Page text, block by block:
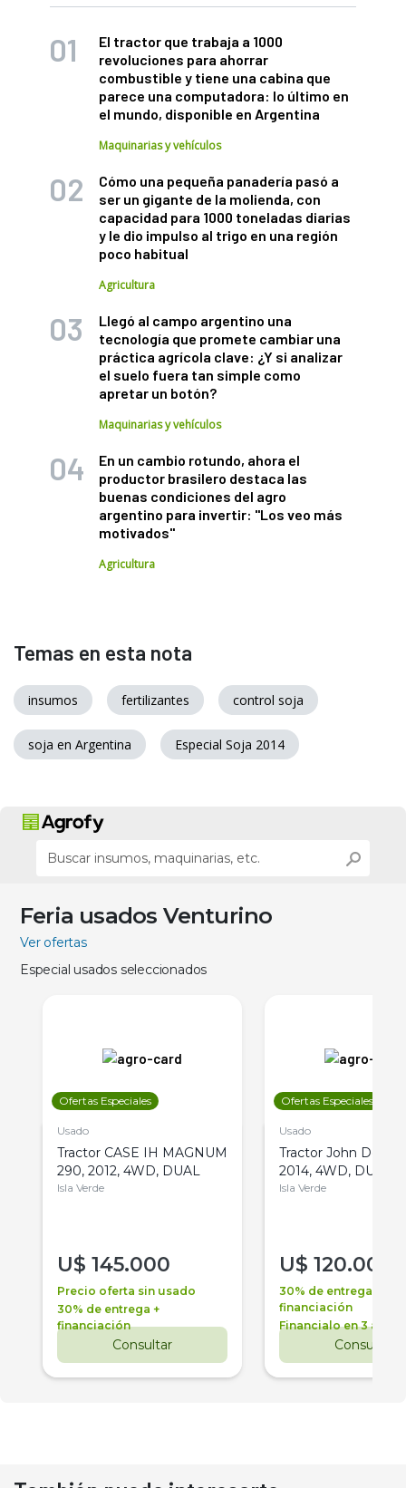
El tractor que trabaja a 1000
revoluciones para ahorrar
combustible y tiene una cabina que
parece una computadora: lo último en
el mundo, disponible en Argentina
Maquinarias y vehículos
Cómo una pequeña panadería pasó a
ser un gigante de la molienda, con
capacidad para 1000 toneladas diarias
y le dio impulso al trigo en una región
poco habitual
Agricultura
Llegó al campo argentino una
tecnología que promete cambiar una
práctica agrícola clave: ¿Y si analizar
el suelo fuera tan simple como
apretar un botón?
Maquinarias y vehículos
En un cambio rotundo, ahora el
productor brasilero destaca las
buenas condiciones del agro
argentino para invertir: "Los veo más
motivados"
Agricultura
Temas en esta nota
insumos fertilizantes control soja
soja en Argentina Especial Soja 2014
Feria usados Venturino
Ver ofertas
Especial usados seleccionados
Ofertas Especiales
Usado
Tractor CASE IH MAGNUM
290, 2012, 4WD, DUAL
Isla Verde
U$ 145.000
Precio oferta sin usado
30% de entrega +
financiación
Consultar
Ofertas Especiales
Usado
Tractor John Deere
2014, 4WD, DUAL
Isla Verde
U$ 120.000
30% de entrega +
financiación
Financialo en 3 años
Consultar